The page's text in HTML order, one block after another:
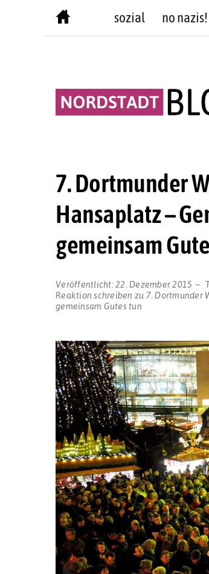
sozial no nazis!
7. Dortmunder
Hansaplatz –
gemeinsam
Veröffentlicht: 22. Dezember 2015
Reaktion schreiben zu 7. Dortmunder
gemeinsam Gutes tun